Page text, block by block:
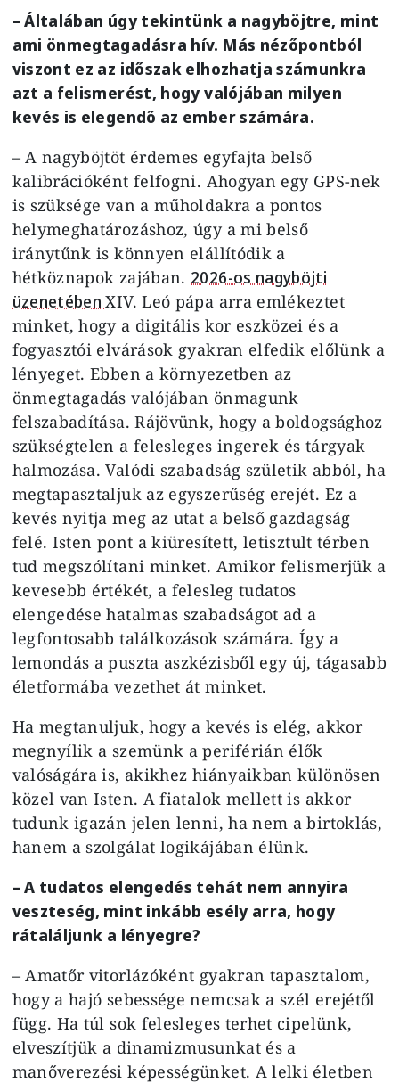
– Általában úgy tekintünk a nagyböjtre, mint
ami önmegtagadásra hív. Más nézőpontból
viszont ez az időszak elhozhatja számunkra
azt a felismerést, hogy valójában milyen
kevés is elegendő az ember számára.
– A nagyböjtöt érdemes egyfajta belső
kalibrációként felfogni. Ahogyan egy GPS-nek
is szüksége van a műholdakra a pontos
helymeghatározáshoz, úgy a mi belső
iránytűnk is könnyen elállítódik a
hétköznapok zajában. 2026-os nagyböjti
üzenetébenXIV. Leó pápa arra emlékeztet
minket, hogy a digitális kor eszközei és a
fogyasztói elvárások gyakran elfedik előlünk a
lényeget. Ebben a környezetben az
önmegtagadás valójában önmagunk
felszabadítása. Rájövünk, hogy a boldogsághoz
szükségtelen a felesleges ingerek és tárgyak
halmozása. Valódi szabadság születik abból, ha
megtapasztaljuk az egyszerűség erejét. Ez a
kevés nyitja meg az utat a belső gazdagság
felé. Isten pont a kiüresített, letisztult térben
tud megszólítani minket. Amikor felismerjük a
kevesebb értékét, a felesleg tudatos
elengedése hatalmas szabadságot ad a
legfontosabb találkozások számára. Így a
lemondás a puszta aszkézisből egy új, tágasabb
életformába vezethet át minket.
Ha megtanuljuk, hogy a kevés is elég, akkor
megnyílik a szemünk a periférián élők
valóságára is, akikhez hiányaikban különösen
közel van Isten. A fiatalok mellett is akkor
tudunk igazán jelen lenni, ha nem a birtoklás,
hanem a szolgálat logikájában élünk.
– A tudatos elengedés tehát nem annyira
veszteség, mint inkább esély arra, hogy
rátaláljunk a lényegre?
– Amatőr vitorlázóként gyakran tapasztalom,
hogy a hajó sebessége nemcsak a szél erejétől
függ. Ha túl sok felesleges terhet cipelünk,
elveszítjük a dinamizmusunkat és a
manőverezési képességünket. A lelki életben